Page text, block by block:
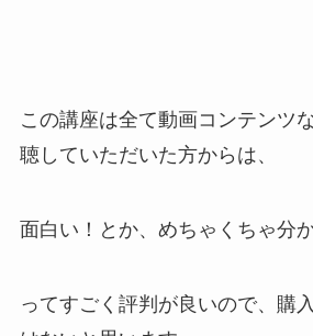
この講座は全て動画コンテンツ
聴していただいた方からは、
面白い！とか、めちゃくちゃ分
ってすごく評判が良いので、購